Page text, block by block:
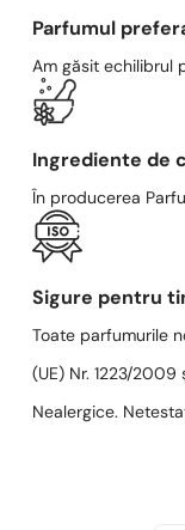
Parfumul
Am găsit echilibrul
Ingrediente de
În producerea
Sigure pentru
Toate parfumurile
(UE) Nr. 1223/2009
Nealergice.